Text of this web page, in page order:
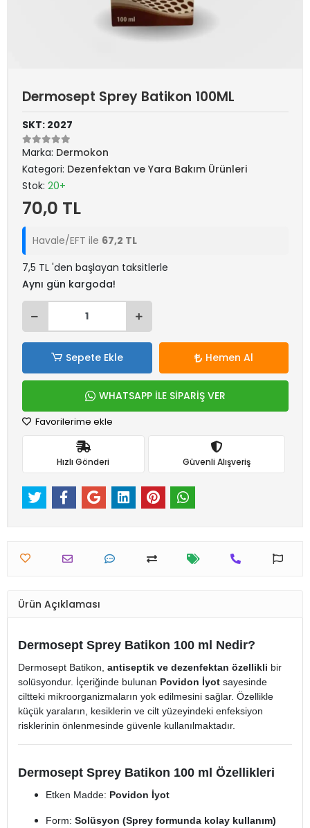
Dermosept Sprey Batikon 100ML
SKT: 2027
Marka: Dermokon
Kategori: Dezenfektan ve Yara Bakım Ürünleri
Stok: 20+
70,0 TL
Havale/EFT ile 67,2 TL
7,5 TL 'den başlayan taksitlerle
Aynı gün kargoda!
Sepete Ekle Hemen Al
WHATSAPP İLE SİPARİŞ VER
Favorilerime ekle
Hızlı Gönderi Güvenli Alışveriş
Ürün Açıklaması
Dermosept Sprey Batikon 100 ml Nedir?
Dermosept Batikon, antiseptik ve dezenfektan özellikli bir
solüsyondur. İçeriğinde bulunan Povidon İyot sayesinde
ciltteki mikroorganizmaların yok edilmesini sağlar. Özellikle
küçük yaraların, kesiklerin ve cilt yüzeyindeki enfeksiyon
risklerinin önlenmesinde güvenle kullanılmaktadır.
Dermosept Sprey Batikon 100 ml Özellikleri
Etken Madde: Povidon İyot
Form: Solüsyon (Sprey formunda kolay kullanım)